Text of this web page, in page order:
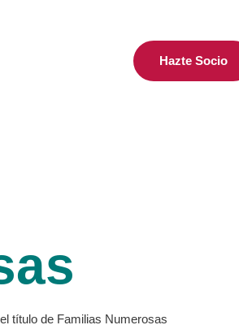
Hazte Socio
título de Familias Numerosas